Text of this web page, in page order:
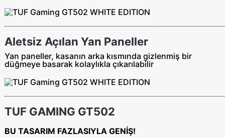
Aletsiz Açılan Yan Paneller
Yan paneller, kasanın arka kısmında gizlenmiş bir
düğmeye basarak kolaylıkla çıkarılabilir
TUF GAMING GT502
BU TASARIM FAZLASIYLA GENİŞ!